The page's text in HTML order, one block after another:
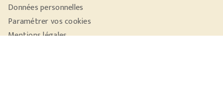
Données personnelles
Paramétrer vos cookies
Mentions légales